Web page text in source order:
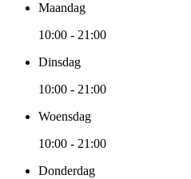
Maandag
10:00 - 21:00
Dinsdag
10:00 - 21:00
Woensdag
10:00 - 21:00
Donderdag